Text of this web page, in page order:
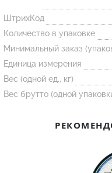
Трубка
Стержень
Пробка
Подставка
Лодочка
Контакт
Огнеупорная
ШтрихКод
Количество в упаковке
Минимальный заказ
Единица измерения
Вес (одной ед., кг)
Вес брутто (одной